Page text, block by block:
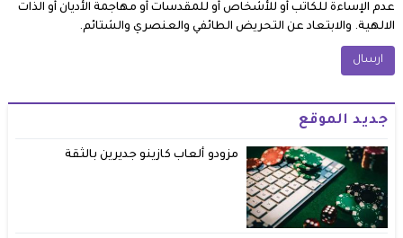
عدم الإساءة للكاتب أو للأشخاص أو للمقدسات أو مهاجمة الأديان أو الذات
الالهية. والابتعاد عن التحريض الطائفي والعنصري والشتائم.
جديد الموقع
مزودو ألعاب كازينو جديرين بالثقة